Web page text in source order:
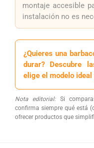
montaje accesible
instalación no es
¿Quieres una
durar? Descubre
elige el modelo
Nota editorial:Si
confirma siempre qué está
ofrecer productos que